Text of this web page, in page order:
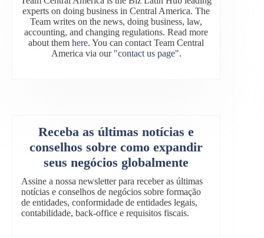
experts on doing business in Central America. The
Team writes on the news, doing business, law,
accounting, and changing regulations. Read more
about themhere. You can contact Team Central
America via our "contact us page".
Receba as últimas notícias e
conselhos sobre como expandir
seus negócios globalmente
Assine a nossa newsletter para receber as últimas
notícias e conselhos de negócios sobre formação
de entidades, conformidade de entidades legais,
contabilidade, back-office e requisitos fiscais.